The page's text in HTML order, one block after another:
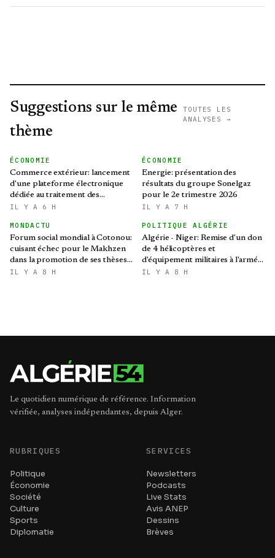
Suggestions sur le même
thème
TOUTES LES
ANALYSES →
ÉCONOMIE
Commerce extérieur: lancement
d'une plateforme électronique
dédiée au traitement des
préoccupations des opérateurs
IL Y A 6 H
ÉCONOMIE
Energie: présentation des
résultats du groupe Sonelgaz
pour le 2e trimestre 2026
IL Y A 7 H
MONDACTU
Forum social mondial à Cotonou:
cuisant échec pour le Makhzen
dans la promotion de ses thèses
colonialistes
IL Y A 8 H
POLITIQUE ALGÉRIE
Algérie - Niger: Remise d'un don
de 4 hélicoptères et
d'équipement militaires à l'armée
nigérienne
IL Y A 8 H
Le quotidien numérique de référence. Information
vérifiée, analyses indépendantes, depuis Alger.
RUBRIQUES
Politique
Économie
Société
Culture
Sports
Diplomatie
SERVICES
Newsletters
Podcasts
Live Stats
Avis ANEP
Dessins
Brèves